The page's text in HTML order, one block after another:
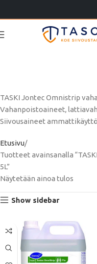
TASKI Jontec Omnistrip
Vahanpoistoaineet,
Siivousaineet
Etusivu
Tuotteet avainsanalla
5L”
Näytetään ainoa tulos
Show sidebar